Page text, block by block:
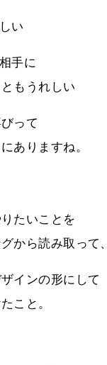
い
手に
もうれしい
って
ありますね。
たいことを
から読み取って、
インの形にして
こと。